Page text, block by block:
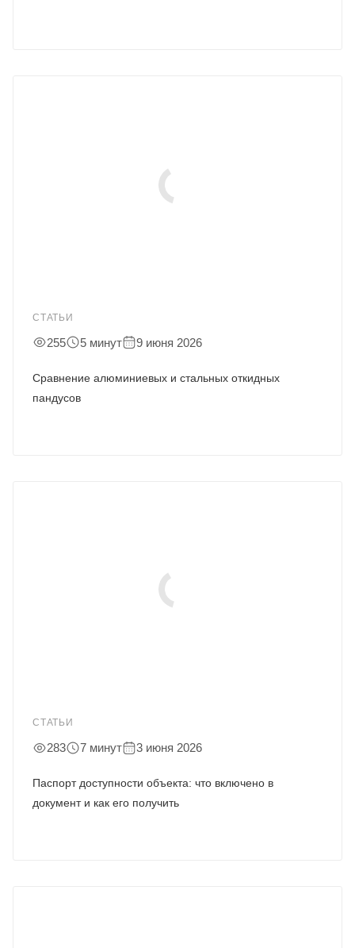
СТАТЬИ
255 5 минут 9 июня 2026
Сравнение алюминиевых и стальных откидных
пандусов
СТАТЬИ
283 7 минут 3 июня 2026
Паспорт доступности объекта: что включено в
документ и как его получить